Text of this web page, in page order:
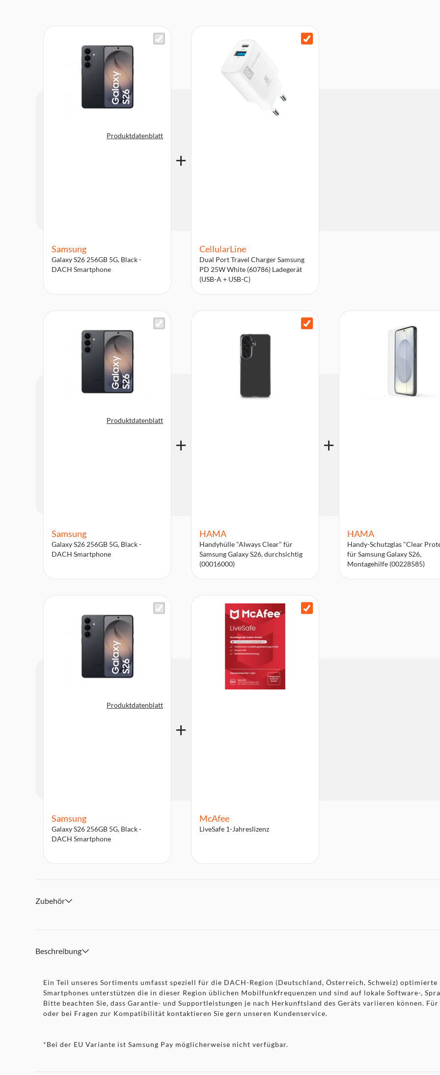
Produktdatenblatt
Samsung
Galaxy S26 256GB 5G, Black -
DACH Smartphone
CellularLine
Dual Port Travel Charger Samsung
PD 25W White (60786) Ladegerät
(USB-A + USB-C)
Produktdatenblatt
Samsung
Galaxy S26 256GB 5G, Black -
DACH Smartphone
HAMA
Handyhülle "Always Clear" für
Samsung Galaxy S26, durchsichtig
(00016000)
HAMA
Handy-Schutzglas "Clear
für Samsung Galaxy S26,
Montagehilfe (00228585)
Produktdatenblatt
Samsung
Galaxy S26 256GB 5G, Black -
DACH Smartphone
McAfee
LiveSafe 1-Jahreslizenz
Zubehör
Beschreibung
Ein Teil unseres Sortiments umfasst speziell für die DACH-Region (Deutschland, Österreich, Schweiz) optimierte
Smartphones unterstützen die in dieser Region üblichen Mobilfunkfrequenzen und sind auf lokale Software-,
Bitte beachten Sie, dass Garantie- und Supportleistungen je nach Herkunftsland des Geräts variieren können.
oder bei Fragen zur Kompatibilität kontaktieren Sie gern unseren Kundenservice.
*Bei der EU Variante ist Samsung Pay möglicherweise nicht verfügbar.